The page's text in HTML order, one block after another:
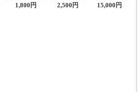
1,800円
2,500円
15,000円